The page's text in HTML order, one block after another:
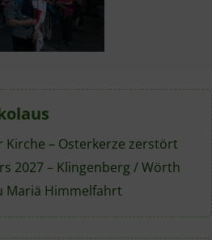
Kirche – Osterkerze zerstört
2027 – Klingenberg / Wörth
Mariä Himmelfahrt